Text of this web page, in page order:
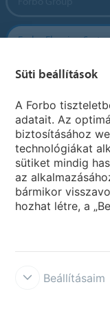
Forbo Flooring
Forbo Movement
Ország weboldala
Válasszon országot
Süti beállítások
A Forbo
adatait. Az
biztosításához
technológiákat
sütiket mindig
az
bármikor
hozhat létre, a
Beállításaim